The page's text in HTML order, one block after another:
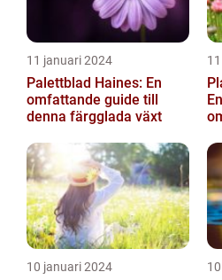
11 januari 2024
Palettblad Haines: En
omfattande guide till
denna färgglada växt
10 januari 2024